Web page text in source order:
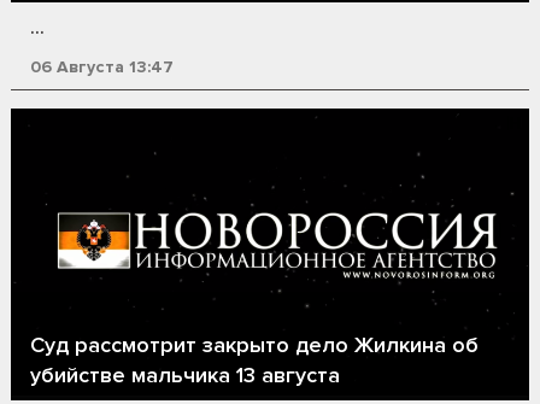
...
06 Августа 13:47
Суд рассмотрит закрыто дело Жилкина об
убийстве мальчика 13 августа